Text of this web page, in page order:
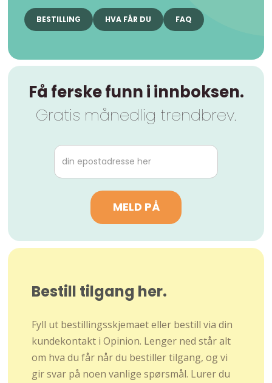
BESTILLING HVA FÅR DU FAQ
Få ferske funn i innboksen.
Gratis månedlig trendbrev.
Bestill tilgang her.
Fyll ut bestillingsskjemaet eller bestill via din
kundekontakt i Opinion. Lenger ned står alt
om hva du får når du bestiller tilgang, og vi
gir svar på noen vanlige spørsmål. Lurer du